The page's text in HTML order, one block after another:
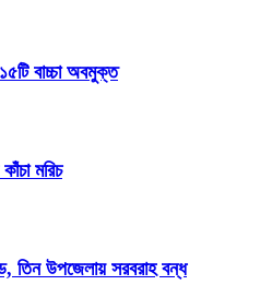
বাচ্চা অবমুক্ত
মরিচ
তিন উপজেলায় সরবরাহ বন্ধ